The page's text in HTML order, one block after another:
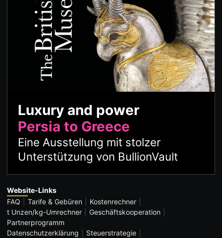
Luxury and power
Persia to Greece
Eine Ausstellung mit stolzer
Unterstützung von BullionVault
Website-Links
FAQ
Tarife & Gebüren
Kostenrechner
t Unzen/kg-Umrechner
Geschäftskooperation
Partnerprogramm
Datenschutzerklärung
Steuerstrategie